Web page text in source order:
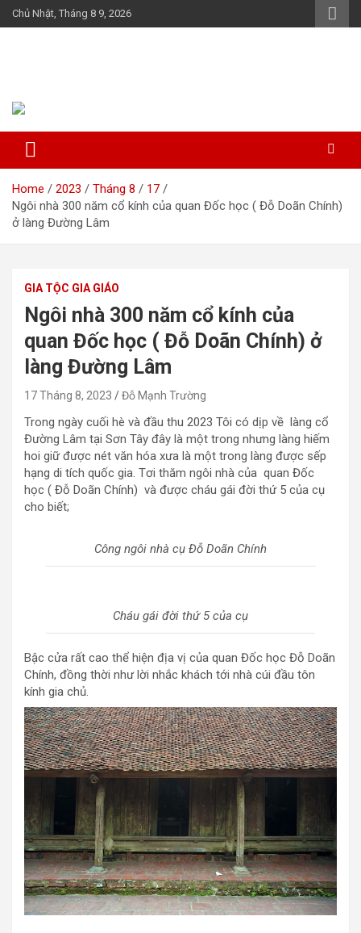
Skip
to
Chủ Nhật, Tháng 8 9, 2026
Home 2023 Tháng 8
17
Ngôi nhà 300 năm cổ kính của quan Đốc học ( Đỗ Doãn Chính)
ở làng Đường Lâm
GIA TỘC GIA GIÁO
Ngôi nhà 300 năm cổ kính của
quan Đốc học ( Đỗ Doãn Chính) ở
làng Đường Lâm
17 Tháng 8, 2023 Đỗ Mạnh Trường
Trong ngày cuối hè và đầu thu 2023 Tôi có dịp về làng cổ
Đường Lâm tại Sơn Tây đây là một trong nhưng làng hiếm
hoi giữ được nét văn hóa xưa là một trong làng được sếp
hạng di tích quốc gia. Tơi thăm ngôi nhà của quan Đốc
học ( Đỗ Doãn Chính) và được cháu gái đời thứ 5 của cụ
cho biết;
Công ngôi nhà cụ Đỗ Doãn Chính
Cháu gái đời thứ 5 của cụ
Bậc cửa rất cao thể hiện địa vị của quan Đốc học Đỗ Doãn
Chính, đồng thời như lời nhắc khách tới nhà cúi đầu tôn
kính gia chủ.